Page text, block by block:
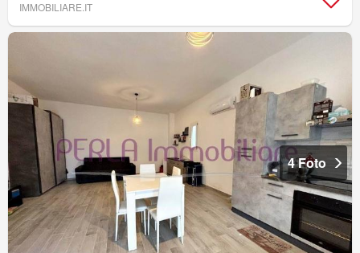
IMMOBILIARE.IT
4 Foto